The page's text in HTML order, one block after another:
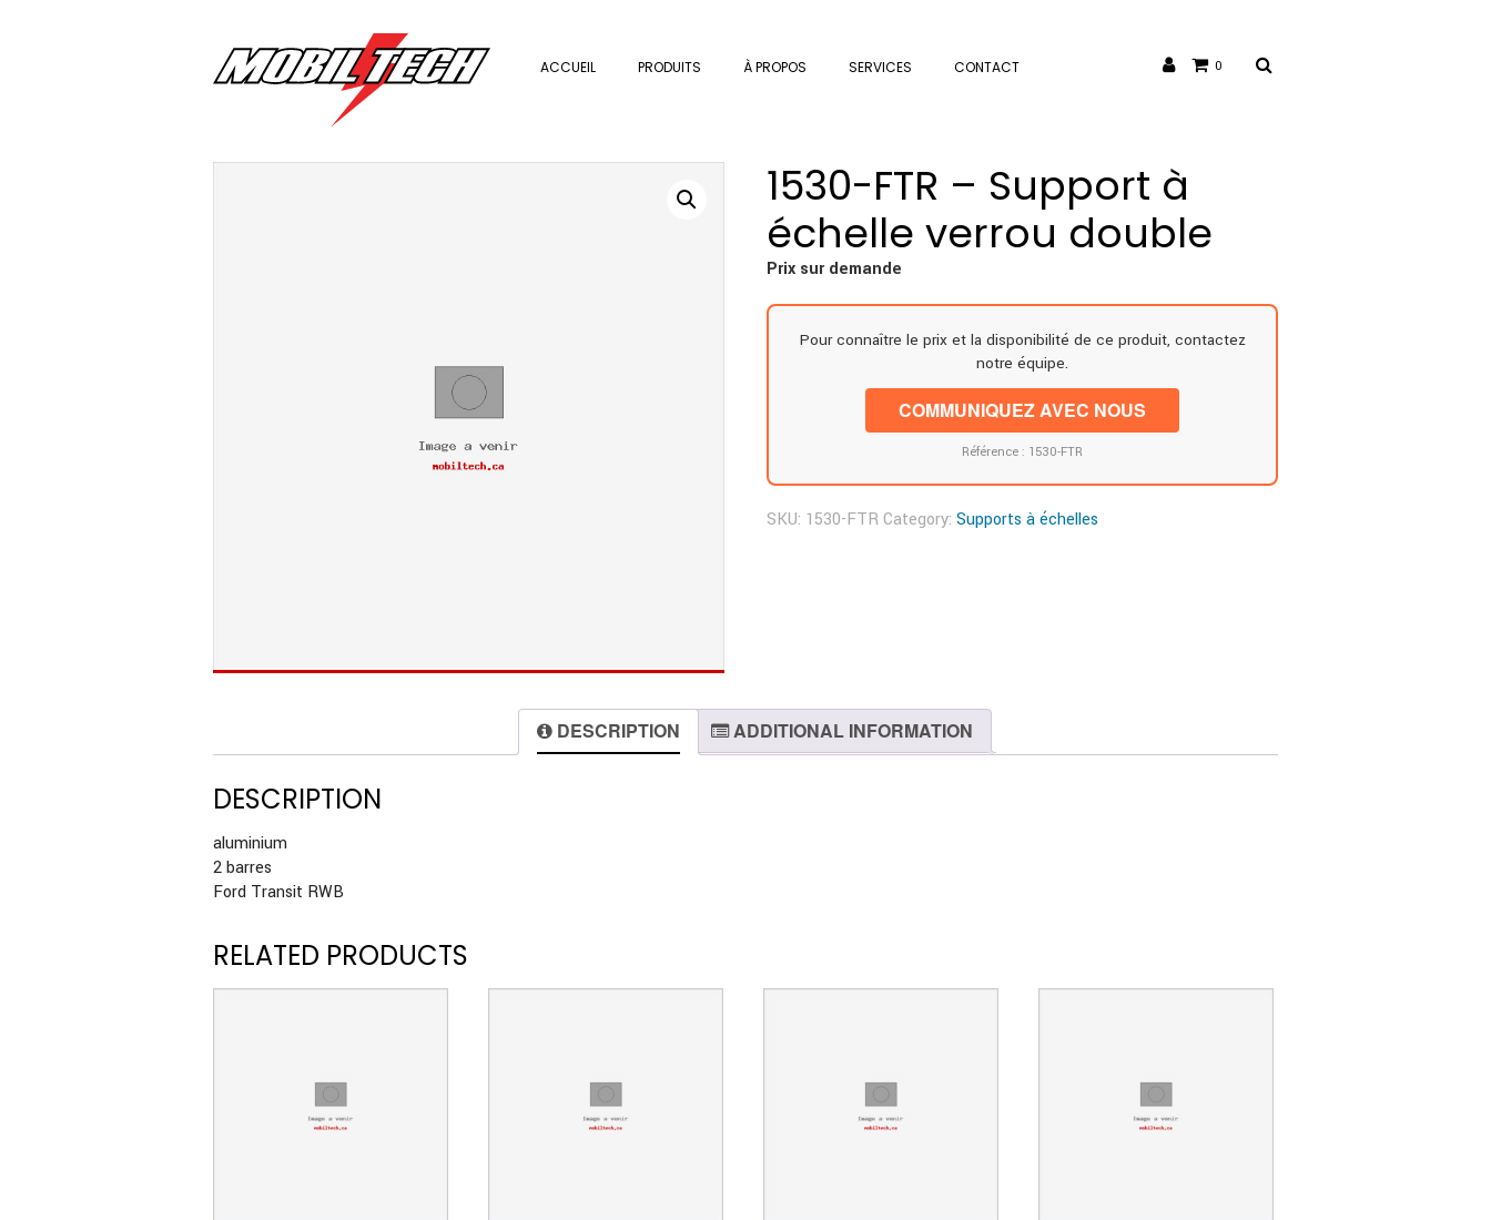
ACCUEIL PRODUITS À PROPOS SERVICES CONTACT 0
1530-FTR – Support à
échelle verrou double
Prix sur demande
Pour connaître le prix et la disponibilité de ce produit, contactez
notre équipe.
COMMUNIQUEZ AVEC NOUS
Référence : 1530-FTR
SKU: 1530-FTR Category:Supports à échelles
DESCRIPTION ADDITIONAL INFORMATION
DESCRIPTION
aluminium
2 barres
Ford Transit RWB
RELATED PRODUCTS